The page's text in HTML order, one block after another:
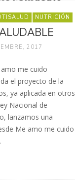
NUTRICIÓN
2017
me cuido
el proyecto de la
ya aplicada en otros
Nacional de
lanzamos una
Me amo me cuido